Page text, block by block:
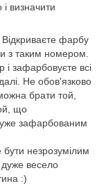
визначити
. Відкриваєте фарбу
з таким номером.
зафарбовуєте всі
Не обов'язково
брати той,
що
уже зафарбованим
незрозумілим
весело
:)